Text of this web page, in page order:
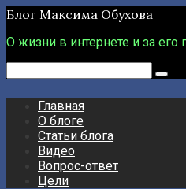
Перейти
контенту
Блог Максима Обухова
О жизни в интернете и за его
Главная
О блоге
Статьи блога
Видео
Вопрос-ответ
Цели